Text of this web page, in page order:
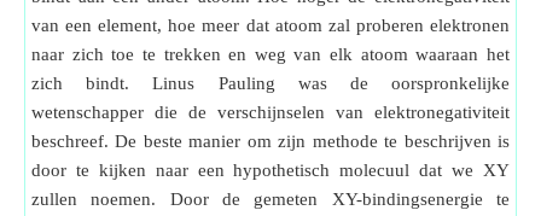
van een element, hoe meer dat atoom zal proberen elektronen
naar zich toe te trekken en weg van elk atoom waaraan het
zich bindt. Linus Pauling was de oorspronkelijke
wetenschapper die de verschijnselen van elektronegativiteit
beschreef. De beste manier om zijn methode te beschrijven is
door te kijken naar een hypothetisch molecuul dat we XY
zullen noemen. Door de gemeten XY-bindingsenergie te